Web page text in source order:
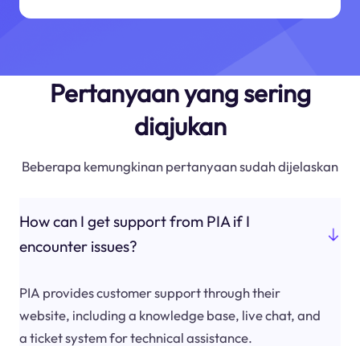
Pertanyaan yang sering
diajukan
Beberapa kemungkinan pertanyaan sudah dijelaskan
How can I get support from PIA if I
encounter issues?
PIA provides customer support through their
website, including a knowledge base, live chat, and
a ticket system for technical assistance.